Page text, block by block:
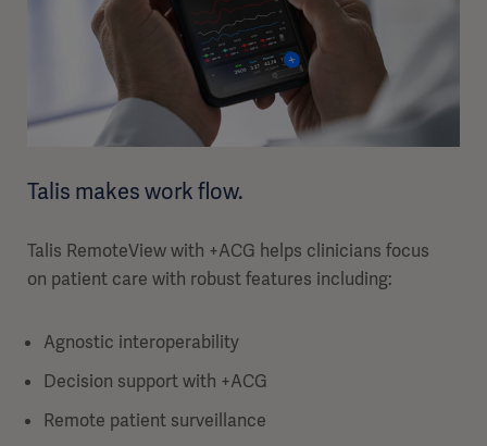
Talis makes work flow.
Talis RemoteView with +ACG helps clinicians focus
on patient care with robust features including:
Agnostic interoperability
Decision support with +ACG
Remote patient surveillance